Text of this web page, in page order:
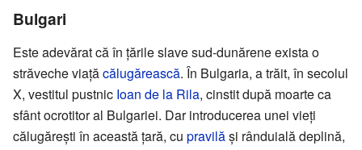
Bulgari
Este adevărat că în țările slave sud-dunărene exista o
străveche viațăcălugărească. În Bulgaria, a trăit, în secolul
X, vestitul pustnic Ioan de la Rila, cinstit după moarte ca
sfânt ocrotitor al Bulgariei. Dar introducerea unei vieți
călugărești în această țară, cu pravilăși rânduială deplină,